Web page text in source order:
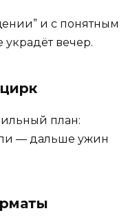
и с понятным
вечер.
план:
— дальше ужин